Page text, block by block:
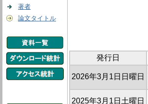
著者
論文タイトル
発行日
2026年3月1日日曜日
2025年3月1日土曜日